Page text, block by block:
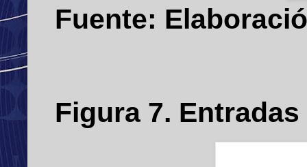
Fuente:
Figura 7. Entradas